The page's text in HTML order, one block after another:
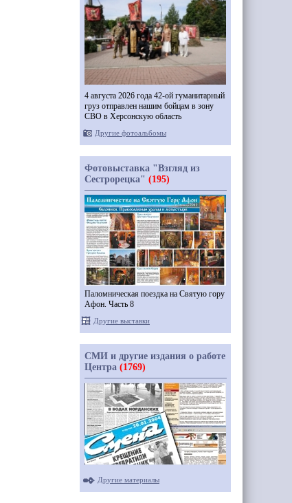
4 августа 2026 года 42-ой гуманитарный
груз отправлен нашим бойцам в зону
СВО в Херсонскую область
Другие фотоальбомы
Фотовыставка "Взгляд из
Сестрорецка" (195)
Паломническая поездка на Святую гору
Афон. Часть 8
Другие выставки
СМИ и другие издания о работе
Центра (1769)
Другие материалы